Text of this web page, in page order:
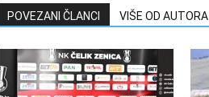
POVEZANI ČLANCI VIŠE OD AUTORA